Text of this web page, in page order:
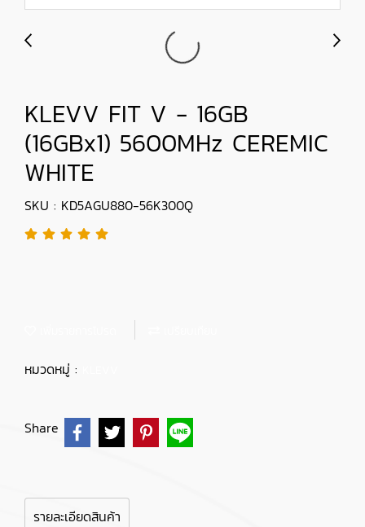
KLEVV FIT V - 16GB
(16GBx1) 5600MHz CEREMIC
WHITE
SKU : KD5AGU880-56K300Q
หมวดหมู่ :
Share
รายละเอียดสินค้า